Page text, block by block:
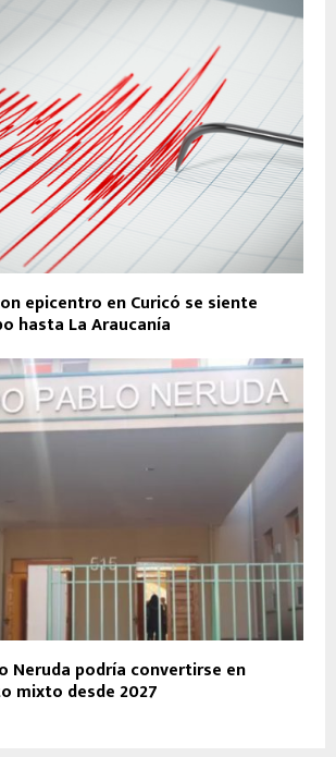
epicentro en Curicó se siente
hasta La Araucanía
Neruda podría convertirse en
mixto desde 2027